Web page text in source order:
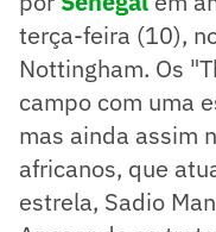
terça-feira (10),
Nottingham. Os
campo com uma
mas ainda assim
africanos, que
estrela, Sadio